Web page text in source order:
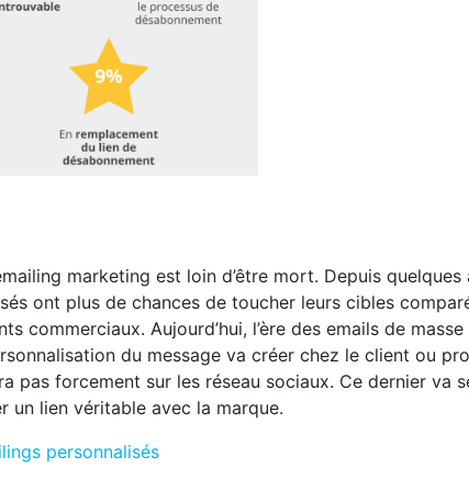
marketing est loin d’être mort. Depuis
ont plus de chances de toucher leurs cibles
commerciaux. Aujourd’hui, l’ère des emails de
du message va créer chez le client ou
pas forcement sur les réseau sociaux. Ce dernier va
un lien véritable avec la marque.
personnalisés